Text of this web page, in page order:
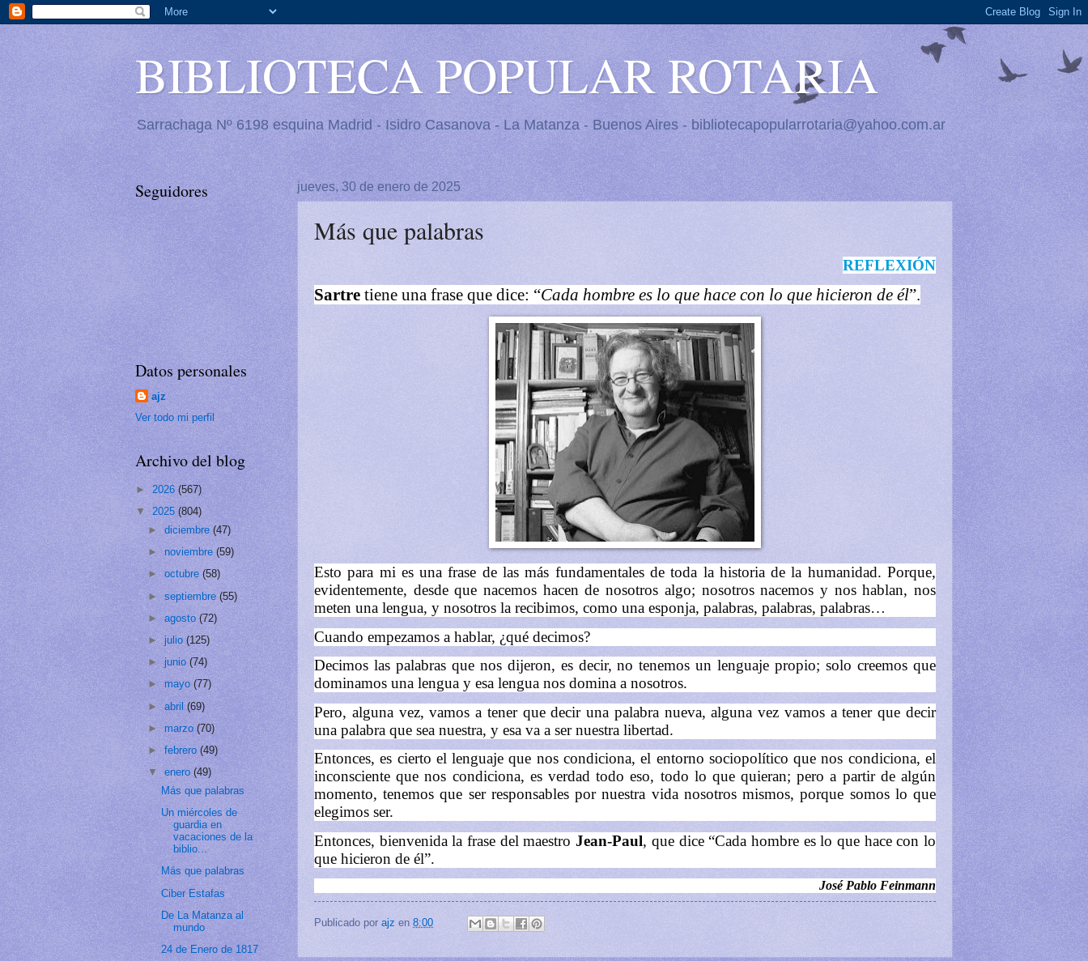
BIBLIOTECA POPULAR ROTARIA
Sarrachaga Nº 6198 esquina Madrid - Isidro Casanova - La Matanza - Buenos Aires - bibliotecapopularrotaria@yahoo.com.ar
jueves, 30 de enero de 2025
Más que palabras
REFLEXIÓN
Sartre tiene una frase que dice: “Cada hombre es lo que hace con lo que hicieron de él”.
Esto para mi es una frase de las más fundamentales de toda la historia de la humanidad. Porque,
evidentemente, desde que nacemos hacen de nosotros algo; nosotros nacemos y nos hablan, nos
meten una lengua, y nosotros la recibimos, como una esponja, palabras, palabras, palabras…
Cuando empezamos a hablar, ¿qué decimos?
Decimos las palabras que nos dijeron, es decir, no tenemos un lenguaje propio; solo creemos que
dominamos una lengua y esa lengua nos domina a nosotros.
Pero, alguna vez, vamos a tener que decir una palabra nueva, alguna vez vamos a tener que decir
una palabra que sea nuestra, y esa va a ser nuestra libertad.
Entonces, es cierto el lenguaje que nos condiciona, el entorno sociopolítico que nos condiciona, el
inconsciente que nos condiciona, es verdad todo eso, todo lo que quieran; pero a partir de algún
momento, tenemos que ser responsables por nuestra vida nosotros mismos, porque somos lo que
elegimos ser.
Entonces, bienvenida la frase del maestroJean-Paul, que dice “Cada hombre es lo que hace con lo
que hicieron de él”.
José Pablo Feinmann
Publicado por ajz en 8:00
Seguidores
Datos personales
ajz
Ver todo mi perfil
Archivo del blog
► 2026 (567)
▼ 2025 (804)
►diciembre(47)
►noviembre(59)
►octubre(58)
►septiembre(55)
►agosto(72)
► julio(125)
►junio(74)
►mayo(77)
►abril(69)
►marzo(70)
►febrero(49)
▼enero(49)
Más que palabras
Un miércoles de
guardia en
vacaciones de la
biblio...
Más que palabras
Ciber Estafas
De La Matanza al
mundo
24 de Enero de 1817